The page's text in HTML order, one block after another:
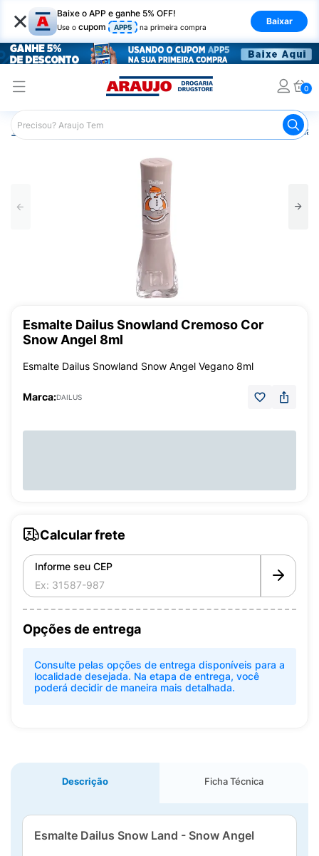
× Baixe o APP e ganhe 5% OFF!
Use o cupom APP5 na primeira compra
Baixar
0
Araujo Beleza e Cuidados
Esmalte Dailus Snowland Cremoso Cor
Snow Angel 8ml
Esmalte Dailus Snowland Snow Angel Vegano 8ml
Marca:DAILUS
Calcular frete
Informe seu CEP
Opções de entrega
Consulte pelas opções de entrega disponíveis para a
localidade desejada. Na etapa de entrega, você
poderá decidir de maneira mais detalhada.
Descrição Ficha Técnica
Esmalte Dailus Snow Land - Snow Angel